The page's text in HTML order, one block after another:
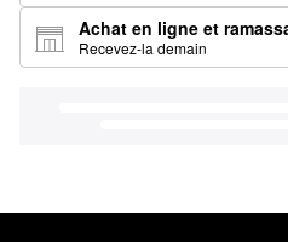
Achat en ligne et
Recevez-la demain